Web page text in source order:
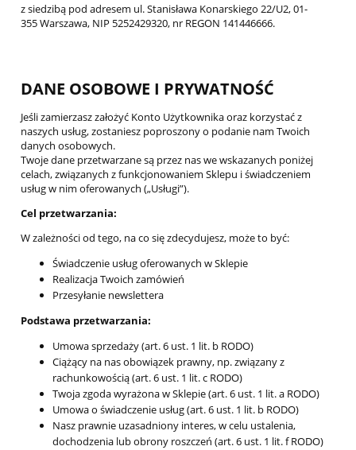
z siedzibą pod adresem ul. Stanisława Konarskiego 22/U2, 01-
355 Warszawa, NIP 5252429320, nr REGON 141446666.
DANE OSOBOWE I PRYWATNOŚĆ
Jeśli zamierzasz założyć Konto Użytkownika oraz korzystać z
naszych usług, zostaniesz poproszony o podanie nam Twoich
danych osobowych.
Twoje dane przetwarzane są przez nas we wskazanych poniżej
celach, związanych z funkcjonowaniem Sklepu i świadczeniem
usług w nim oferowanych („Usługi”).
Cel przetwarzania:
W zależności od tego, na co się zdecydujesz, może to być:
Świadczenie usług oferowanych w Sklepie
Realizacja Twoich zamówień
Przesyłanie newslettera
Podstawa przetwarzania:
Umowa sprzedaży (art. 6 ust. 1 lit. b RODO)
Ciążący na nas obowiązek prawny, np. związany z
rachunkowością (art. 6 ust. 1 lit. c RODO)
Twoja zgoda wyrażona w Sklepie (art. 6 ust. 1 lit. a RODO)
Umowa o świadczenie usług (art. 6 ust. 1 lit. b RODO)
Nasz prawnie uzasadniony interes, w celu ustalenia,
dochodzenia lub obrony roszczeń (art. 6 ust. 1 lit. f RODO)